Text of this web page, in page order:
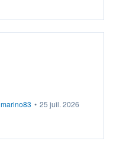
marino83 • 25 juil. 2026